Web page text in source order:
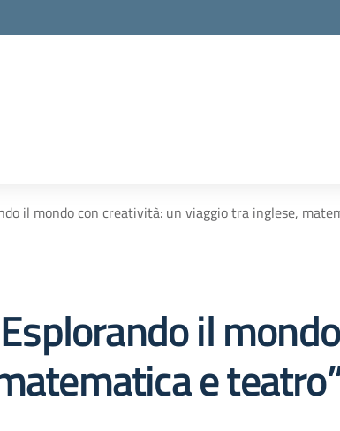
il mondo con creatività: un viaggio tra inglese,
il
e